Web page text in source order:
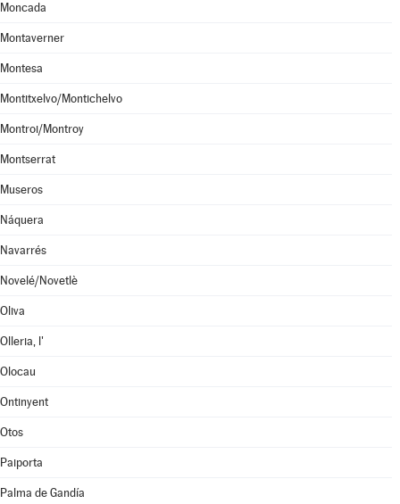
Moncada
Montaverner
Montesa
Montitxelvo/Montichelvo
Montroi/Montroy
Montserrat
Museros
Náquera
Navarrés
Novelé/Novetlè
Oliva
Olleria, l'
Olocau
Ontinyent
Otos
Paiporta
Palma de Gandía